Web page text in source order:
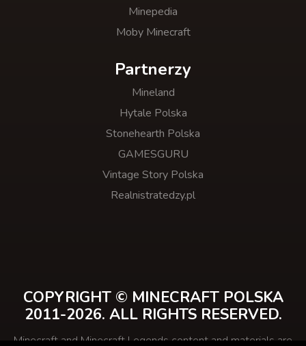
Minepedia
Moby Minecraft
Partnerzy
Mineland
Hytale Polska
Stonehearth Polska
GAMESGURU
Vintage Story Polska
Realnistratedzy.pl
COPYRIGHT © MINECRAFT POLSKA
2011-2026. ALL RIGHTS RESERVED.
Minecraft and Minecraft Legends content and materials are